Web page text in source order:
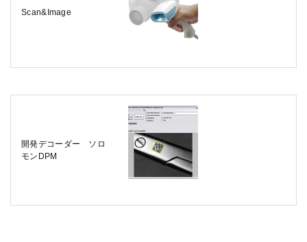
Scan&Image
開発デコーダー ソロ
モンDPM